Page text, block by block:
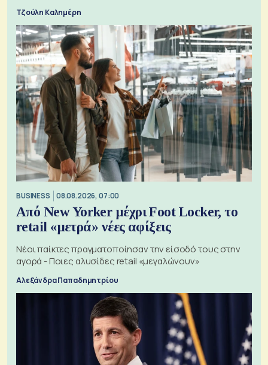
Τζούλη Καλημέρη
BUSINESS 08.08.2026, 07:00
Από New Yorker μέχρι Foot Locker, το
retail «μετρά» νέες αφίξεις
Νέοι παίκτες πραγματοποίησαν την είσοδό τους στην
αγορά - Ποιες αλυσίδες retail «μεγαλώνουν»
Αλεξάνδρα Παπαδημητρίου